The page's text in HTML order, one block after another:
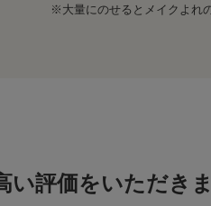
※大量にのせるとメイクよれ
い評価をいただきま